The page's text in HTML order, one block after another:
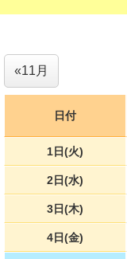
«11月
日付
1日(火)
2日(水)
3日(木)
4日(金)